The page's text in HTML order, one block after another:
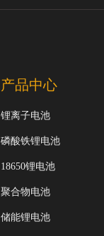
产品中心
锂离子电池
磷酸铁锂电池
18650锂电池
聚合物电池
储能锂电池